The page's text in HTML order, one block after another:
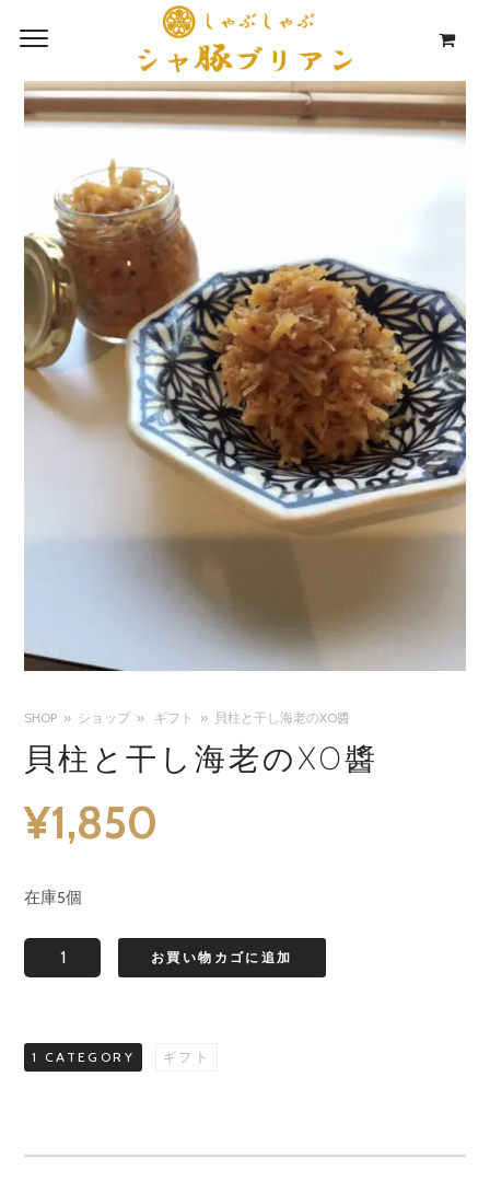
SHOP ショップ ギフト 貝柱と干し海老のXO醬
貝柱と干し海老のXO醬
¥1,850
在庫5個
柱
干
し
の
お買い物カゴに追加
1 CATEGORY ギフト